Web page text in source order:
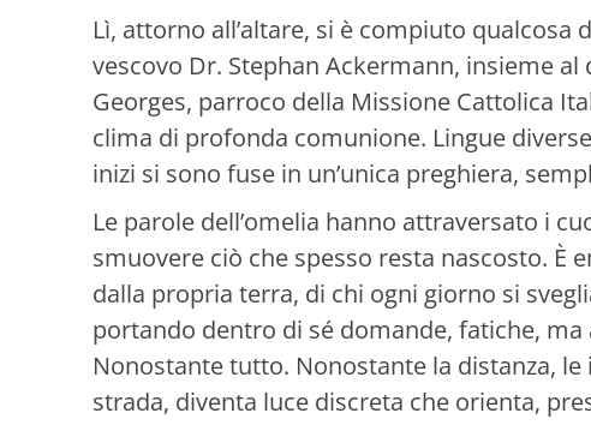
Lì, attorno all’altare, si è compiuto
vescovo Dr. Stephan Ackermann, insieme
Georges, parroco della Missione Cattolica
clima di profonda comunione. Lingue
inizi si sono fuse in un’unica preghiera,
Le parole dell’omelia hanno attraversato i
smuovere ciò che spesso resta nascosto. È
dalla propria terra, di chi ogni giorno si
portando dentro di sé domande, fatiche,
Nonostante tutto. Nonostante la distanza,
strada, diventa luce discreta che orienta,